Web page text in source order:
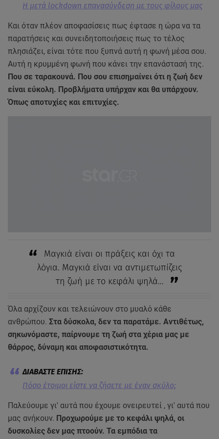
H μετά lockdown επανασύνδεση με τους φίλους μας
Και όταν πλέον αποφασίσεις πως έφτασε η ώρα να τα
παρατήσεις και συνειδητοποιήσεις πως το τέλος
πλησιάζει, είναι τότε που ξυπνά αυτή η φωνή μέσα σου.
Αυτή η κρυμμένη φωνή που κάνει την επανάστασή της.
Που σε ταρακουνά. Που σου επισημαίνει ότι η ζωή δεν
είναι εύκολη. Προβλήματα υπήρχαν και θα υπάρχουν.
Όπως αποτυχίες και επιτυχίες.
Μαγκιά είναι οι πράξεις και όχι τα
λόγια. Μαγκιά είναι να αντιμετωπίζεις
τη ζωή με το κεφάλι ψηλά…
Όλα αρχίζουν και τελειώνουν στο μυαλό κάθε
ανθρώπου. Στα δύσκολα, δεν τα παρατάμε. Αντιθέτως,
σηκωνόμαστε, παίρνουμε τη ζωή στα χέρια μας με
θάρρος, δύναμη και αποφασιστικότητα.
Πόσο έτοιμοι είστε να ζήσετε με έναν σκύλο;
Παλεύουμε γι' αυτά που έχουμε ονειρευτεί , γι' αυτά που
μας ανήκουν. Προχωρούμε με το κεφάλι ψηλά, οι
δυσκολίες δεν μας πτοούν. Τα εμπόδια τα